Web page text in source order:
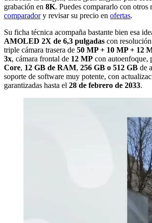
grabación en 8K. Puedes compararlo con otros
comparadory revisar su precio en ofertas.
Su ficha técnica acompaña bastante bien esa
AMOLED 2X de 6,3 pulgadas con resolución
triple cámara trasera de 50 MP + 10 MP + 12
3x, cámara frontal de 12 MP con autoenfoque,
Core, 12 GB de RAM, 256 GB o 512 GB de
soporte de software muy potente, con
garantizadas hasta el 28 de febrero de 2033.